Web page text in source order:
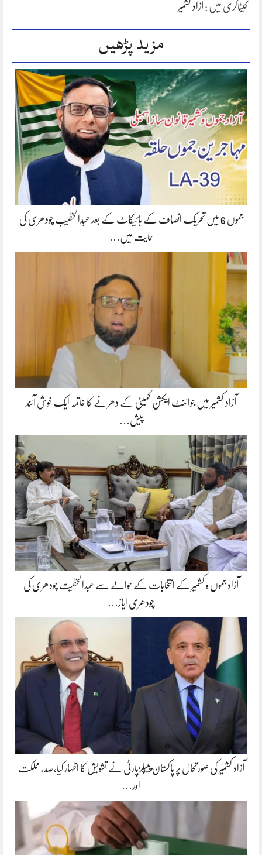
کیٹاگری میں : آزاد کشمیر
مزید پڑھیں
جموں 6 میں تحریک انصاف کے بائیکاٹ کے بعد عبدالخطیب چودھری کی
حمایت میں…
آزاد کشمیر میں جوائنٹ ایکشن کمیٹی کے دھرنے کا خاتمہ ایک خوش آئند
پیش…
آزاد جموں و کشمیر کے انتخابات کے حوالے سے عبدالخطیت چودھری کی
چودھری ایاز…
آزاد کشمیر کی صورتحال پر پاکستان پیپلزپارٹی نے تشویش کا اظہار کیا،صدر مملکت
اور…